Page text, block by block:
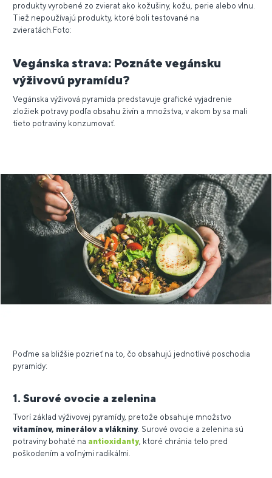
produkty vyrobené zo zvierat ako kožušiny, kožu, perie alebo vlnu.
Tiež nepoužívajú produkty, ktoré boli testované na
zvieratách.Foto:
Vegánska strava: Poznáte vegánsku
výživovú pyramídu?
Vegánska výživová pyramída predstavuje grafické vyjadrenie
zložiek potravy podľa obsahu živín a množstva, v akom by sa mali
tieto potraviny konzumovať.
Poďme sa bližšie pozrieť na to, čo obsahujú jednotlivé poschodia
pyramídy:
1. Surové ovocie a zelenina
Tvorí základ výživovej pyramídy, pretože obsahuje množstvo
vitamínov, minerálov a vlákniny. Surové ovocie a zelenina sú
potraviny bohaté na antioxidanty, ktoré chránia telo pred
poškodením a voľnými radikálmi.